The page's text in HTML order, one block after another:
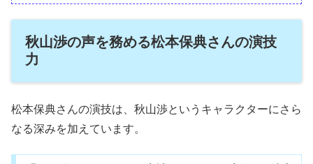
秋山渉の声を務める松本保典さんの演技
力
松本保典さんの演技は、秋山渉というキャラクターにさら
なる深みを加えています。